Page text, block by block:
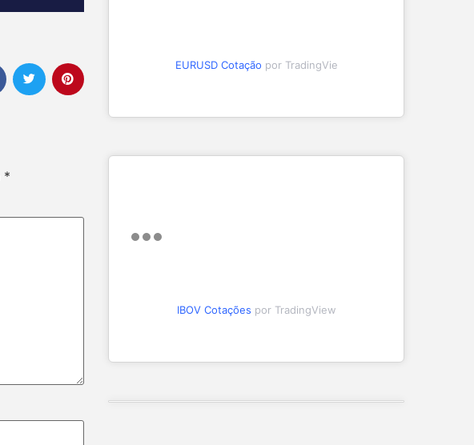
*
EURUSD Cotação por TradingVie
IBOV Cotações por TradingView